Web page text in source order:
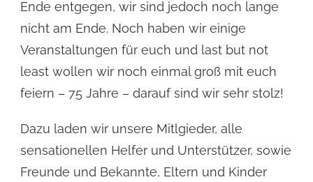
Ende entgegen, wir sind jedoch noch lange
nicht am Ende. Noch haben wir einige
Veranstaltungen für euch und last but not
least wollen wir noch einmal groß mit euch
feiern – 75 Jahre – darauf sind wir sehr stolz!
Dazu laden wir unsere Mitlgieder, alle
sensationellen Helfer und Unterstützer, sowie
Freunde und Bekannte, Eltern und Kinder